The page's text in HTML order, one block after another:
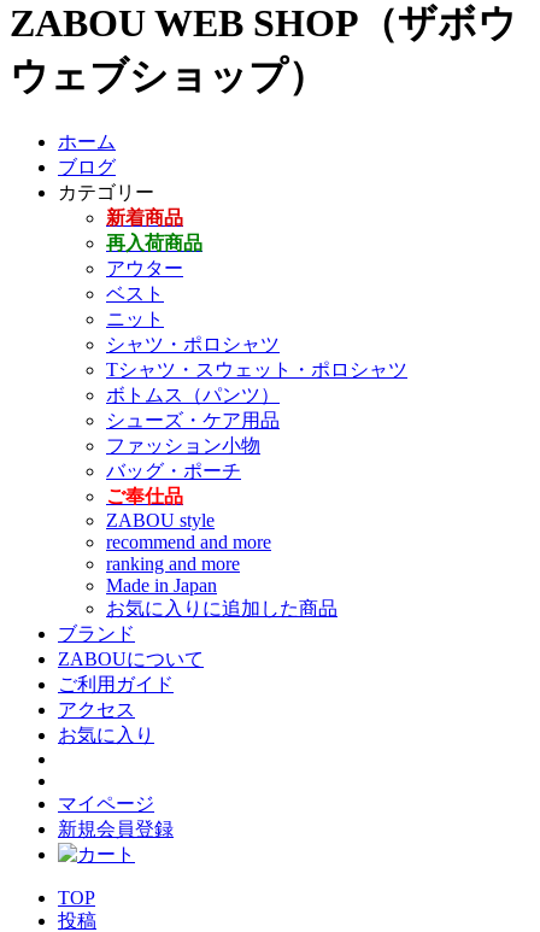
ZABOU WEB SHOP（ザボウ
ウェブショップ）
ホーム
ブログ
カテゴリー
新着商品
再入荷商品
アウター
ベスト
ニット
シャツ・ポロシャツ
Tシャツ・スウェット・ポロシャツ
ボトムス（パンツ）
シューズ・ケア用品
ファッション小物
バッグ・ポーチ
ご奉仕品
ZABOU style
recommend and more
ranking and more
Made in Japan
お気に入りに追加した商品
ブランド
ZABOUについて
ご利用ガイド
アクセス
お気に入り
マイページ
新規会員登録
TOP
投稿